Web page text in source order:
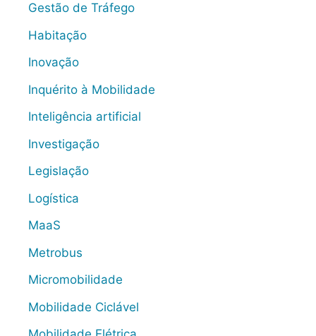
Gestão de Tráfego
Habitação
Inovação
Inquérito à Mobilidade
Inteligência artificial
Investigação
Legislação
Logística
MaaS
Metrobus
Micromobilidade
Mobilidade Ciclável